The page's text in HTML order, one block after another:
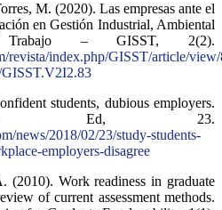
M. (2020). Las empresas ante el
en Gestión Industrial, Ambiental
– GISST, 2(2).
revista/index.php/GISST/article/
students, dubious employers.
Ed, 23.
news/2018/02/23/study-students-
employers-disagree
Work readiness in graduate
of current assessment methods.